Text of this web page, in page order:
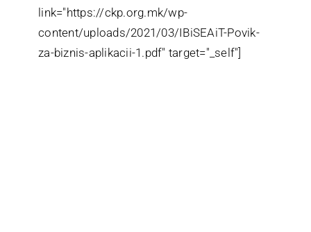
link="https://ckp.org.mk/wp-
content/uploads/2021/03/IBiSEAiT-Povik-
za-biznis-aplikacii-1.pdf" target="_self"]